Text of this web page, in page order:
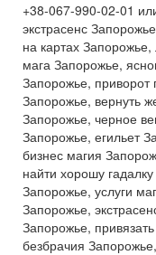
+38-067-990-02-01
экстрасенс
на картах
мага Запорожье,
Запорожье, приворот
Запорожье, вернуть
Запорожье, черное
Запорожье, егильет
бизнес магия
найти хорошу
Запорожье, услуги
Запорожье,
Запорожье,
безбрачия